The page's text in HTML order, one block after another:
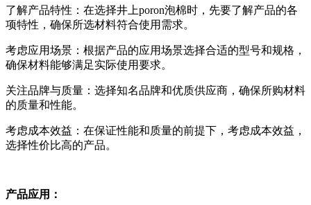
了解产品特性：在选择井上poron泡棉时，先要了解产品的各
项特性，确保所选材料符合使用需求。
考虑应用场景：根据产品的应用场景选择合适的型号和规格，
确保材料能够满足实际使用要求。
关注品牌与质量：选择知名品牌和优质供应商，确保所购材料
的质量和性能。
考虑成本效益：在保证性能和质量的前提下，考虑成本效益，
选择性价比高的产品。
产品应用：